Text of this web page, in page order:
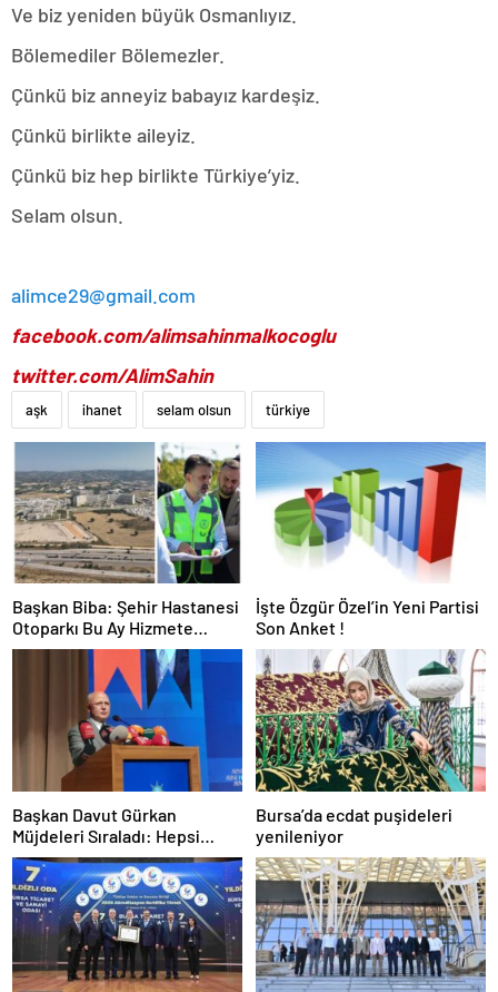
Ve biz yeniden büyük Osmanlıyız.
Bölemediler Bölemezler.
Çünkü biz anneyiz babayız kardeşiz.
Çünkü birlikte aileyiz.
Çünkü biz hep birlikte Türkiye’yiz.
Selam olsun.
alimce29@gmail.com
facebook.com/alimsahinmalkocoglu
twitter.com/AlimSahin
aşk ihanet selam olsun türkiye
Başkan Biba: Şehir Hastanesi
Otoparkı Bu Ay Hizmete
Açılacak
İşte Özgür Özel’in Yeni Partisi
Son Anket !
Başkan Davut Gürkan
Müjdeleri Sıraladı: Hepsi
Yakında Hizmete Giriyor !
Bursa’da ecdat puşideleri
yenileniyor